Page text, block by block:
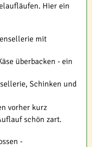
Hier ein
mit
überbacken - ein
Schinken und
vorher kurz
schön zart.
-